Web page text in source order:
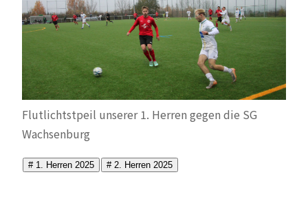
Flutlichtstpeil unserer 1. Herren gegen die SG
Wachsenburg
# 1. Herren 2025 # 2. Herren 2025